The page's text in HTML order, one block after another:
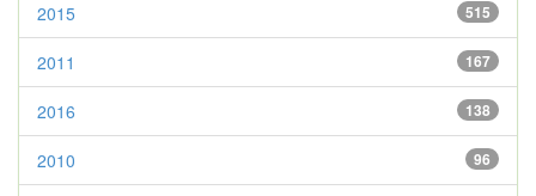
515
2015
167
2011
138
2016
96
2010